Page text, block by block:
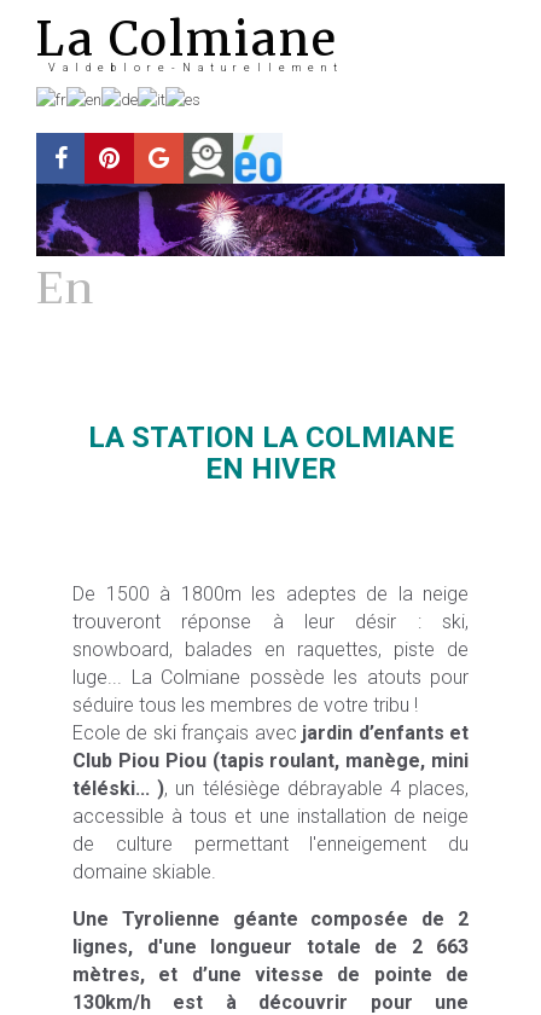
La Colmiane
Valdeblore-Naturellement
En
LA STATION LA COLMIANE
EN HIVER
De 1500 à 1800m les adeptes de la neige
trouveront réponse à leur désir : ski,
snowboard, balades en raquettes, piste de
luge... La Colmiane possède les atouts pour
séduire tous les membres de votre tribu !
Ecole de ski français avec jardin d’enfants et
Club Piou Piou (tapis roulant, manège, mini
téléski... ), un télésiège débrayable 4 places,
accessible à tous et une installation de neige
de culture permettant l'enneigement du
domaine skiable.
Une Tyrolienne géante composée de 2
lignes, d'une longueur totale de 2 663
mètres, et d’une vitesse de pointe de
130km/h est à découvrir pour une